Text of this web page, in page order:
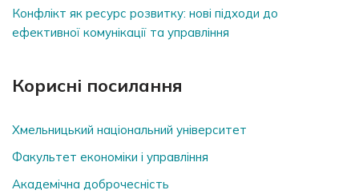
Конфлікт як ресурс розвитку: нові підходи до
ефективної комунікації та управління
Корисні посилання
Хмельницький національний університет
Факультет економіки і управління
Академічна доброчесність